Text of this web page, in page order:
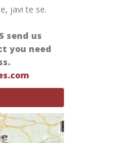
javi te se.
send us
you need